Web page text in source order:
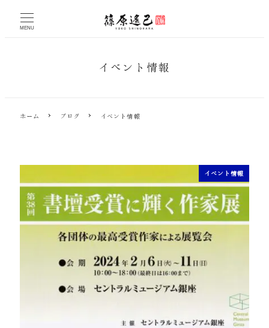
MENU
イベント情報
ホーム ブログ イベント情報
イベント情報